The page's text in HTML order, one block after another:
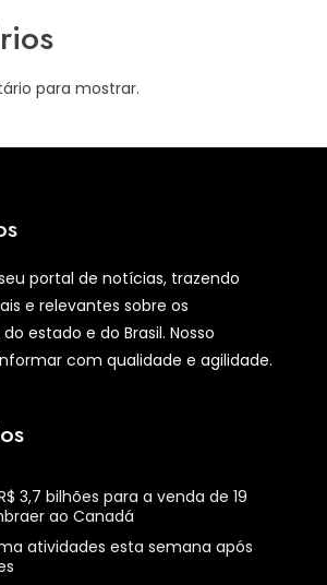
para mostrar.
portal de notícias, trazendo
e relevantes sobre os
estado e do Brasil. Nosso
com qualidade e agilidade.
3,7 bilhões para a venda de 19
ao Canadá
atividades esta semana após